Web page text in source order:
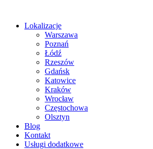
Lokalizacje
Warszawa
Poznań
Łódź
Rzeszów
Gdańsk
Katowice
Kraków
Wrocław
Częstochowa
Olsztyn
Blog
Kontakt
Usługi dodatkowe